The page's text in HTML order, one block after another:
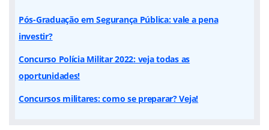
Pós-Graduação em Segurança Pública: vale a pena
investir?
Concurso Polícia Militar 2022: veja todas as
oportunidades!
Concursos militares: como se preparar? Veja!